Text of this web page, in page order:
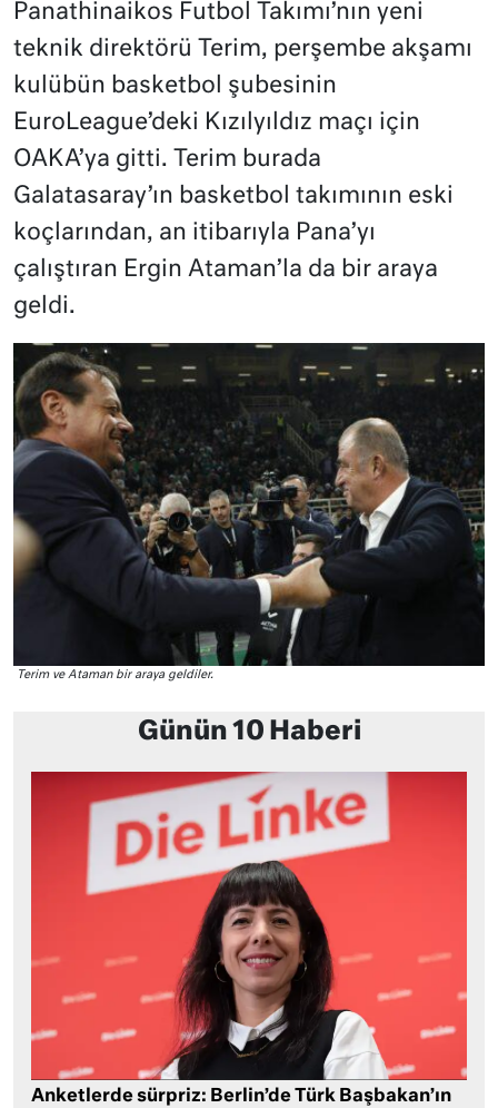
Panathinaikos Futbol Takımı’nın yeni
teknik direktörü Terim, perşembe akşamı
kulübün basketbol şubesinin
EuroLeague’deki Kızılyıldız maçı için
OAKA’ya gitti. Terim burada
Galatasaray’ın basketbol takımının eski
koçlarından, an itibarıyla Pana’yı
çalıştıran Ergin Ataman’la da bir araya
geldi.
Terim ve Ataman bir araya geldiler.
Günün 10 Haberi
Anketlerde sürpriz: Berlin’de Türk Başbakan’ın